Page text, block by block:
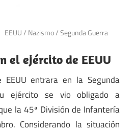
EEUU/ Nazismo/Segunda Guerra
el ejército de EEUU
entrara en la Segunda
ejército se vio obligado a
la 45ª División de Infantería
Considerando la situación